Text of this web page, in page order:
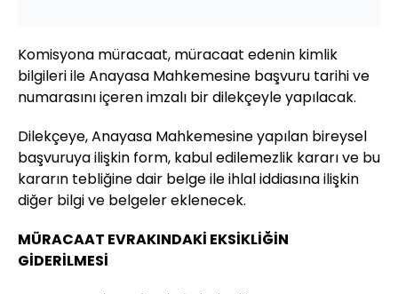
Komisyona müracaat, müracaat edenin kimlik
bilgileri ile Anayasa Mahkemesine başvuru tarihi ve
numarasını içeren imzalı bir dilekçeyle yapılacak.
Dilekçeye, Anayasa Mahkemesine yapılan bireysel
başvuruya ilişkin form, kabul edilemezlik kararı ve bu
kararın tebliğine dair belge ile ihlal iddiasına ilişkin
diğer bilgi ve belgeler eklenecek.
MÜRACAAT EVRAKINDAKİ EKSİKLİĞİN
GİDERİLMESİ